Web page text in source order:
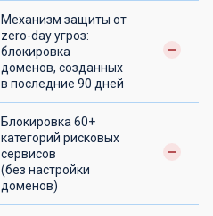
Механизм защиты от
zero-day угроз:
блокировка
доменов, созданных
в последние 90 дней
Блокировка 60+
категорий рисковых
сервисов
(без настройки
доменов)